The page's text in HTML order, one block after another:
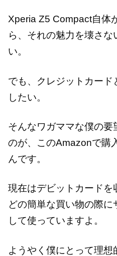
Xperia Z5 Compact自体
ら、それの魅力を壊さな
い。
でも、クレジットカー
したい。
そんなワガママな僕の要
のが、このAmazonで購
んです。
現在はデビットカードを
どの簡単な買い物の際に
して使っていますよ。
ようやく僕にとって理